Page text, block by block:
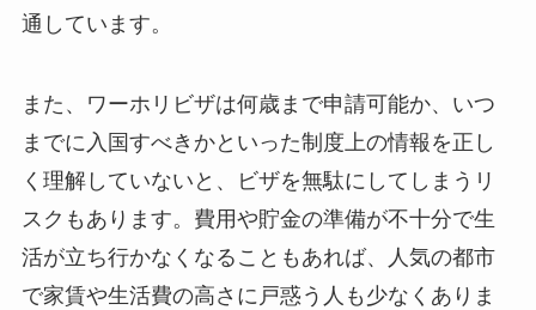
通しています。
また、ワーホリビザは何歳まで申請可能か、いつ
までに入国すべきかといった制度上の情報を正し
く理解していないと、ビザを無駄にしてしまうリ
スクもあります。費用や貯金の準備が不十分で生
活が立ち行かなくなることもあれば、人気の都市
で家賃や生活費の高さに戸惑う人も少なくありま